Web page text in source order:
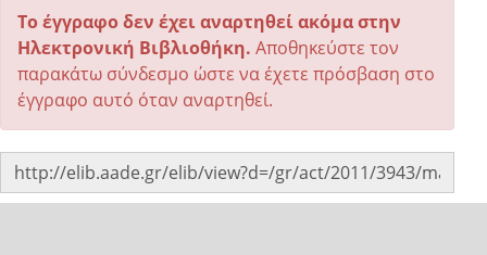
Το έγγραφο δεν έχει αναρτηθεί ακόμα στην
Ηλεκτρονική Βιβλιοθήκη. Αποθηκεύστε τον
παρακάτω σύνδεσμο ώστε να έχετε πρόσβαση στο
έγγραφο αυτό όταν αναρτηθεί.